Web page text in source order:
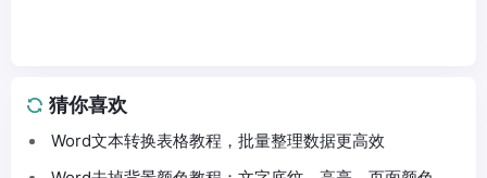
猜你喜欢
Word文本转换表格教程，批量整理数据更高效